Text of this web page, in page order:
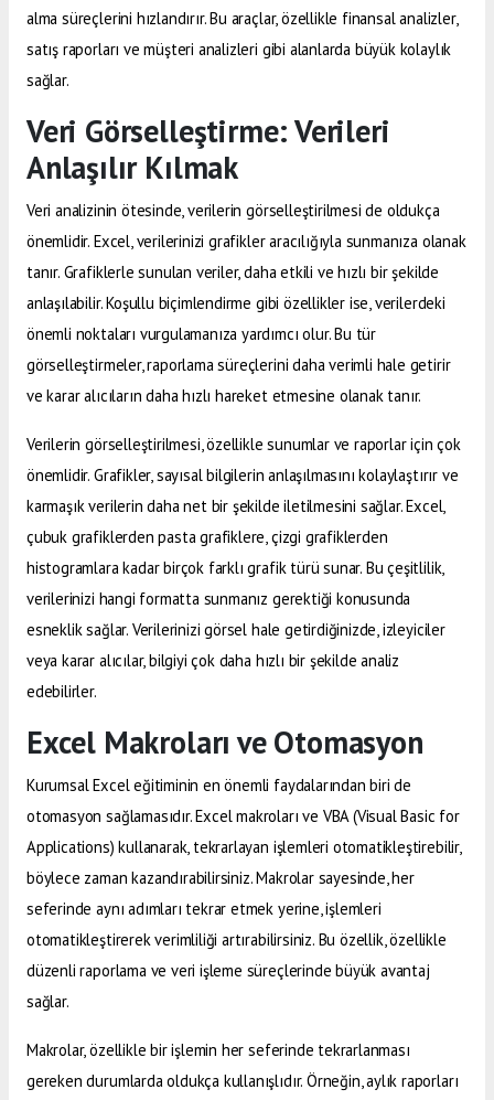
alma süreçlerini hızlandırır. Bu araçlar, özellikle finansal analizler,
satış raporları ve müşteri analizleri gibi alanlarda büyük kolaylık
sağlar.
Veri Görselleştirme: Verileri
Anlaşılır Kılmak
Veri analizinin ötesinde, verilerin görselleştirilmesi de oldukça
önemlidir. Excel, verilerinizi grafikler aracılığıyla sunmanıza olanak
tanır. Grafiklerle sunulan veriler, daha etkili ve hızlı bir şekilde
anlaşılabilir. Koşullu biçimlendirme gibi özellikler ise, verilerdeki
önemli noktaları vurgulamanıza yardımcı olur. Bu tür
görselleştirmeler, raporlama süreçlerini daha verimli hale getirir
ve karar alıcıların daha hızlı hareket etmesine olanak tanır.
Verilerin görselleştirilmesi, özellikle sunumlar ve raporlar için çok
önemlidir. Grafikler, sayısal bilgilerin anlaşılmasını kolaylaştırır ve
karmaşık verilerin daha net bir şekilde iletilmesini sağlar. Excel,
çubuk grafiklerden pasta grafiklere, çizgi grafiklerden
histogramlara kadar birçok farklı grafik türü sunar. Bu çeşitlilik,
verilerinizi hangi formatta sunmanız gerektiği konusunda
esneklik sağlar. Verilerinizi görsel hale getirdiğinizde, izleyiciler
veya karar alıcılar, bilgiyi çok daha hızlı bir şekilde analiz
edebilirler.
Excel Makroları ve Otomasyon
Kurumsal Excel eğitiminin en önemli faydalarından biri de
otomasyon sağlamasıdır. Excel makroları ve VBA (Visual Basic for
Applications) kullanarak, tekrarlayan işlemleri otomatikleştirebilir,
böylece zaman kazandırabilirsiniz. Makrolar sayesinde, her
seferinde aynı adımları tekrar etmek yerine, işlemleri
otomatikleştirerek verimliliği artırabilirsiniz. Bu özellik, özellikle
düzenli raporlama ve veri işleme süreçlerinde büyük avantaj
sağlar.
Makrolar, özellikle bir işlemin her seferinde tekrarlanması
gereken durumlarda oldukça kullanışlıdır. Örneğin, aylık raporları